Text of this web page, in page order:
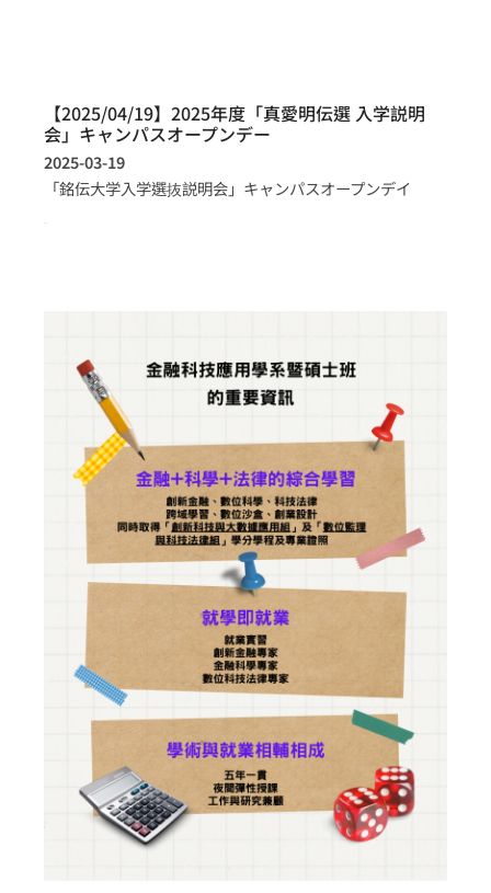
【2025/04/19】2025年度「真愛明伝選 入学説明
会」キャンパスオープンデー
2025-03-19
「銘伝大学入学選抜説明会」キャンパスオープンデイ